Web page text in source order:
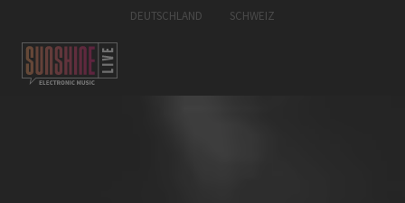
DEUTSCHLAND SCHWEIZ